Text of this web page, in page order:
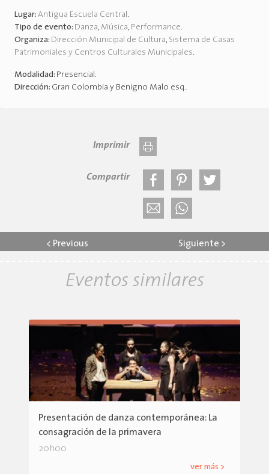
Lugar: Antigua Escuela Central.
Tipo de evento: Danza, Música, Performance.
Organiza: Dirección Municipal de Cultura, Sistema de Casas
Patrimoniales y Centros Culturales Municipales.
Modalidad: Presencial.
Dirección: Gran Colombia y Benigno Malo esq..
Imprimir
Compartir
< Previous Siguiente >
Eventos similares
Presentación de danza contemporánea: La
consagración de la primavera
20h00
ver más >